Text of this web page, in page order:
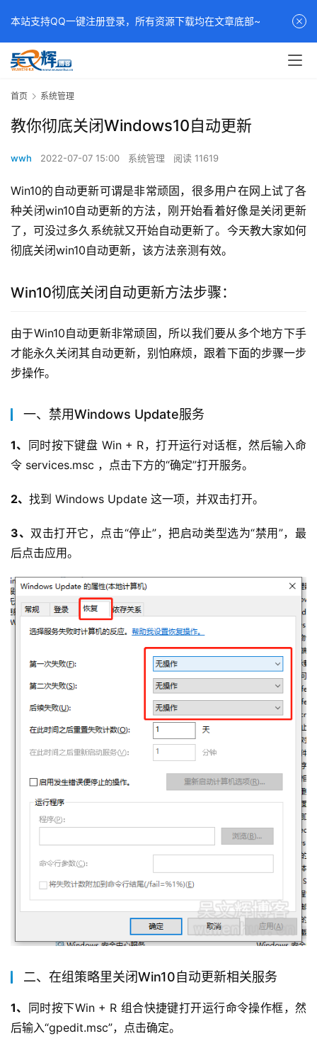
首页 系统管理
教你彻底关闭Windows10自动更新
wwh 2022-07-07 15:00 系统管理 阅读 11619
Win10的自动更新可谓是非常顽固，很多用户在网上试了各
种关闭win10自动更新的方法，刚开始看着好像是关闭更新
了，可没过多久系统就又开始自动更新了。今天教大家如何
彻底关闭win10自动更新，该方法亲测有效。
Win10彻底关闭自动更新方法步骤：
由于Win10自动更新非常顽固，所以我们要从多个地方下手
才能永久关闭其自动更新，别怕麻烦，跟着下面的步骤一步
步操作。
一、禁用Windows Update服务
1、
同时按下键盘 Win + R，打开运行对话框，然后输入命
令 services.msc ，点击下方的“确定”打开服务。
2、 找到 Windows Update 这一项，并双击打开。
3、 双击打开它，点击“停止”，把启动类型选为“禁用”，最
后点击应用。
二、在组策略里关闭Win10自动更新相关服务
1、
同时按下Win + R 组合快捷键打开运行命令操作框，然
后输入“gpedit.msc”，点击确定。
本站支持QQ一键注册登录，所有资源下载均在文章底部~